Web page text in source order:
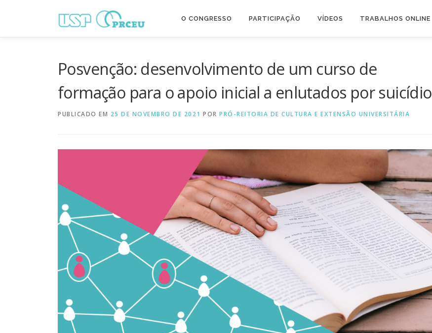
conteúdo
O CONGRESSO PARTICIPAÇÃO VÍDEOS TRABALHOS ONLINE
Posvenção: desenvolvimento de um curso de
formação para o apoio inicial a enlutados por suicídio
PUBLICADO EM 25 DE NOVEMBRO DE 2021 POR PRÓ-REITORIA DE CULTURA E EXTENSÃO UNIVERSITÁRIA